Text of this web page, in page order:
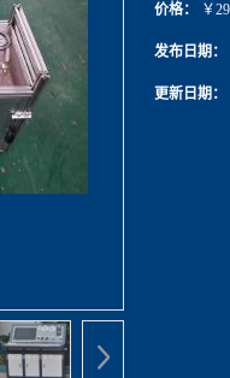
价格： ￥
发布日期：
更新日期：